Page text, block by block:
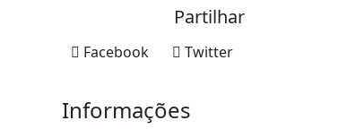
Partilhar
Twitter
Facebook
Informações